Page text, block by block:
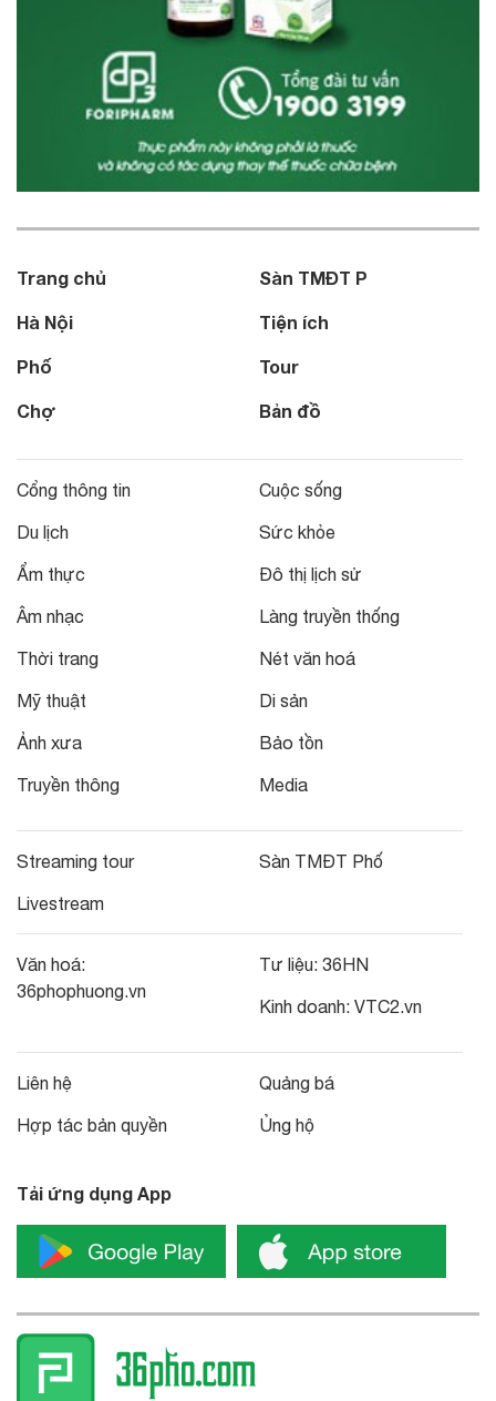
Trang chủ
Hà Nội
Phố
Chợ
Sàn TMĐT P
Tiện ích
Tour
Bản đồ
Cổng thông tin
Du lịch
Ẩm thực
Âm nhạc
Thời trang
Mỹ thuật
Ảnh xưa
Truyền thông
Cuộc sống
Sức khỏe
Đô thị lịch sử
Làng truyền thống
Nét văn hoá
Di sản
Bảo tồn
Media
Streaming tour
Livestream
Sàn TMĐT Phố
Văn hoá:
36phophuong.vn
Tư liệu: 36HN
Kinh doanh: VTC2.vn
Liên hệ
Hợp tác bản quyền
Quảng bá
Ủng hộ
Tải ứng dụng App